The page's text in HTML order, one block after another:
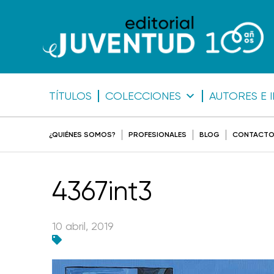
TÍTULOS COLECCIONES AUTORES E
¿QUIÉNES SOMOS? PROFESIONALES BLOG CONTACTO
4367int3
10 abril, 2019